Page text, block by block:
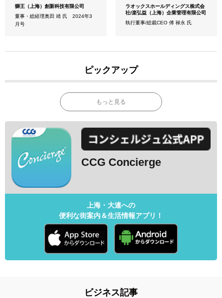
獅王（上海）創新科技有限公司
董事・総経理奥田 靖 氏 2024年3
月号
ラオックスホールディングス株式会
社/楽弘益（上海）企業管理有限公司
執行董事/総裁CEO 傅 禄永 氏
ピックアップ
もっと見る
CCG Concierge
上海・大連への
便利な街案内＆生活情報アプリ！
ビジネス記事